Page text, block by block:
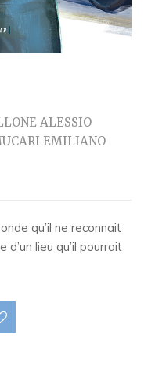
ALESSIO
EMILIANO
qu’il ne reconnait
lieu qu’il pourrait